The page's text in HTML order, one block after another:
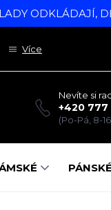
ODKLÁDAJÍ,
Více
Nevíte si
+420 777
(Po-Pá, 8-
PÁNSKÉ